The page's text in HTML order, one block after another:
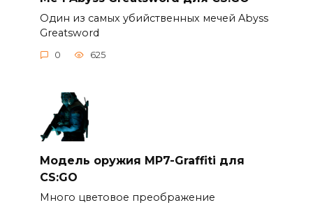
Один из самых убийственных мечей Abyss
Greatsword
0 625
Модель оружия MP7-Graffiti для
CS:GO
Много цветовое преображение